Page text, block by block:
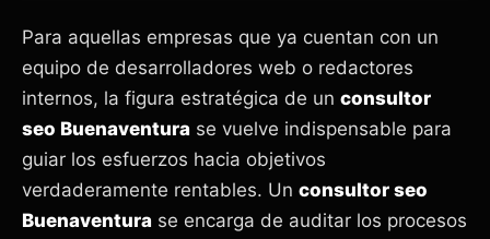
Para aquellas empresas que ya cuentan con un
equipo de desarrolladores web o redactores
internos, la figura estratégica de un consultor
seo Buenaventura se vuelve indispensable para
guiar los esfuerzos hacia objetivos
verdaderamente rentables. Un consultor seo
Buenaventura se encarga de auditar los procesos